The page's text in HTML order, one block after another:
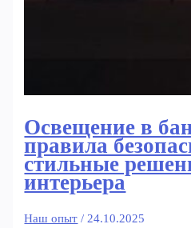
Освещение в
правила
стильные
интерьера
Наш опыт / 24.10.2025